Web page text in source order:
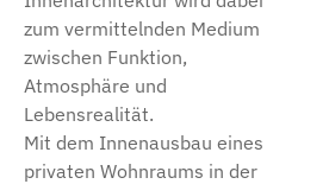
zum vermittelnden Medium
zwischen Funktion,
Atmosphäre und
Lebensrealität.
Mit dem Innenausbau eines
privaten Wohnraums in der